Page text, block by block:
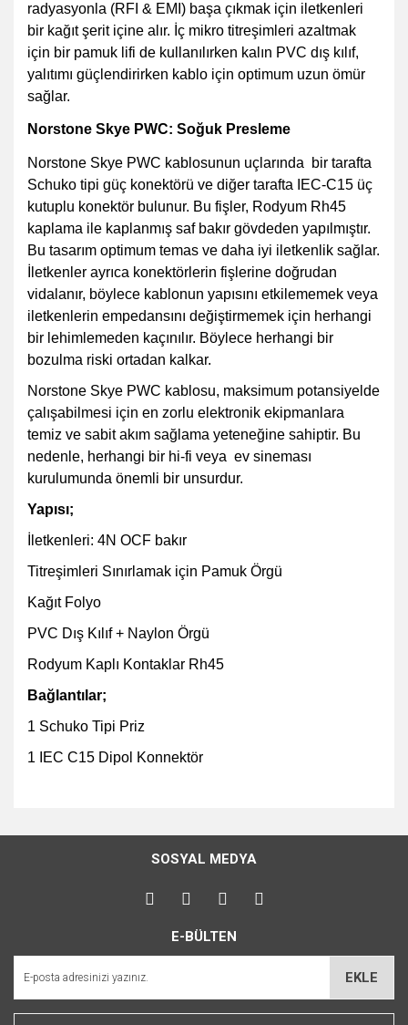
radyasyonla (RFI & EMI) başa çıkmak için iletkenleri
bir kağıt şerit içine alır. İç mikro titreşimleri azaltmak
için bir pamuk lifi de kullanılırken kalın PVC dış kılıf,
yalıtımı güçlendirirken kablo için optimum uzun ömür
sağlar.
Norstone Skye PWC: Soğuk Presleme
Norstone Skye PWC kablosunun uçlarında bir tarafta
Schuko tipi güç konektörü ve diğer tarafta IEC-C15 üç
kutuplu konektör bulunur. Bu fişler, Rodyum Rh45
kaplama ile kaplanmış saf bakır gövdeden yapılmıştır.
Bu tasarım optimum temas ve daha iyi iletkenlik sağlar.
İletkenler ayrıca konektörlerin fişlerine doğrudan
vidalanır, böylece kablonun yapısını etkilememek veya
iletkenlerin empedansını değiştirmemek için herhangi
bir lehimlemeden kaçınılır. Böylece herhangi bir
bozulma riski ortadan kalkar.
Norstone Skye PWC kablosu, maksimum potansiyelde
çalışabilmesi için en zorlu elektronik ekipmanlara
temiz ve sabit akım sağlama yeteneğine sahiptir. Bu
nedenle, herhangi bir hi-fi veya ev sineması
kurulumunda önemli bir unsurdur.
Yapısı;
İletkenleri: 4N OCF bakır
Titreşimleri Sınırlamak için Pamuk Örgü
Kağıt Folyo
PVC Dış Kılıf + Naylon Örgü
Rodyum Kaplı Kontaklar Rh45
Bağlantılar;
1 Schuko Tipi Priz
1 IEC C15 Dipol Konnektör
konularda yetersiz gördüğünüz noktaları öneri formunu
kullanarak tarafımıza iletebilirsiniz.
Görüş ve önerileriniz için teşekkür ederiz.
Ürün açıklamasında eksik bilgiler bulunuyor.
Bu ürüne benzer farklı alternatifler olmalı.
SOSYAL MEDYA
E-BÜLTEN
EKLE